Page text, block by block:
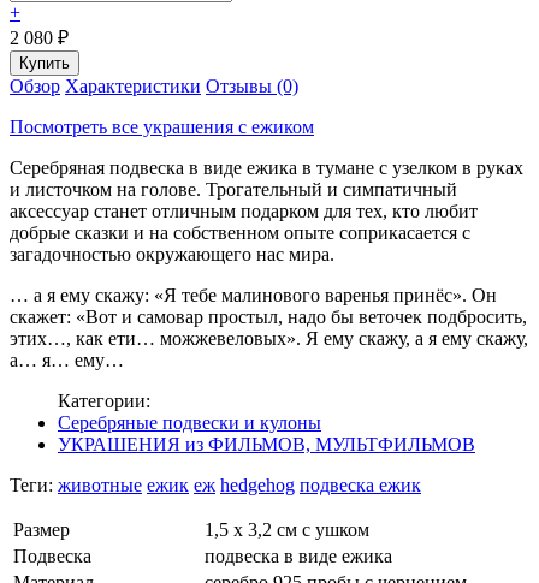
+
2 080 ₽
Обзор Характеристики Отзывы (0)
Посмотреть все украшения с ежиком
Серебряная подвеска в виде ежика в тумане с узелком в руках
и листочком на голове. Трогательный и симпатичный
аксессуар станет отличным подарком для тех, кто любит
добрые сказки и на собственном опыте соприкасается с
загадочностью окружающего нас мира.
… а я ему скажу: «Я тебе малинового варенья принёс». Он
скажет: «Вот и самовар простыл, надо бы веточек подбросить,
этих…, как ети… можжевеловых». Я ему скажу, а я ему скажу,
а… я… ему…
Категории:
Серебряные подвески и кулоны
УКРАШЕНИЯ из ФИЛЬМОВ, МУЛЬТФИЛЬМОВ
Теги: животные ежик еж hedgehog подвеска ежик
Размер
1,5 х 3,2 см с ушком
Подвеска
подвеска в виде ежика